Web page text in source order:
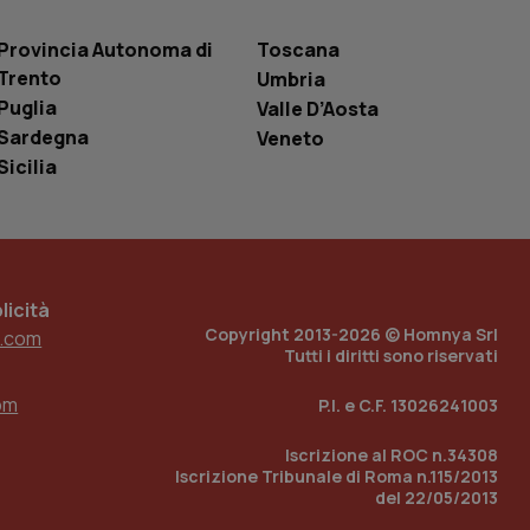
Autonoma di
Toscana
Umbria
Valle D’Aosta
Veneto
Copyright 2013-2026 © Homnya Srl
Tutti i diritti sono riservati
P.I. e C.F. 13026241003
Iscrizione al ROC n.34308
Iscrizione Tribunale di Roma n.115/2013
del 22/05/2013
in cui viene
il sito, ma un
di accesso per
Analytics
del sito web sta
traccia
incorporati
del sito web sta